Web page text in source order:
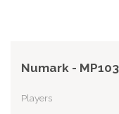
Numark -
Players